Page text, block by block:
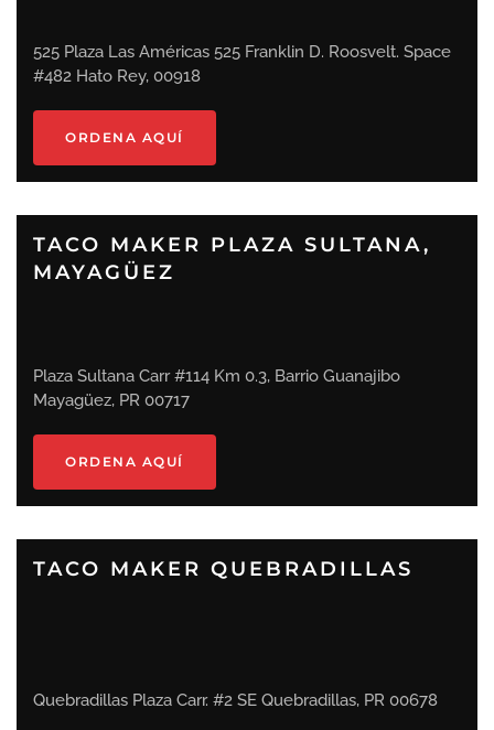
525 Plaza Las Américas 525 Franklin D. Roosvelt. Space
#482 Hato Rey, 00918
ORDENA AQUÍ
TACO MAKER PLAZA SULTANA,
MAYAGÜEZ
Plaza Sultana Carr #114 Km 0.3, Barrio Guanajibo
Mayagüez, PR 00717
ORDENA AQUÍ
TACO MAKER QUEBRADILLAS
Quebradillas Plaza Carr. #2 SE Quebradillas, PR 00678